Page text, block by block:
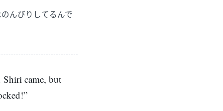
んびりしてるんで
Shiri came, but